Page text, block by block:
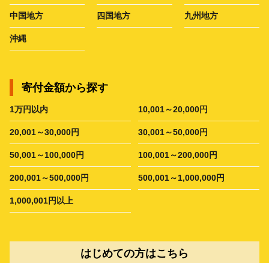
中国地方 四国地方 九州地方
沖縄
寄付金額から探す
1万円以内 10,001～20,000円
20,001～30,000円 30,001～50,000円
50,001～100,000円 100,001～200,000円
200,001～500,000円 500,001～1,000,000円
1,000,001円以上
はじめての方はこちら